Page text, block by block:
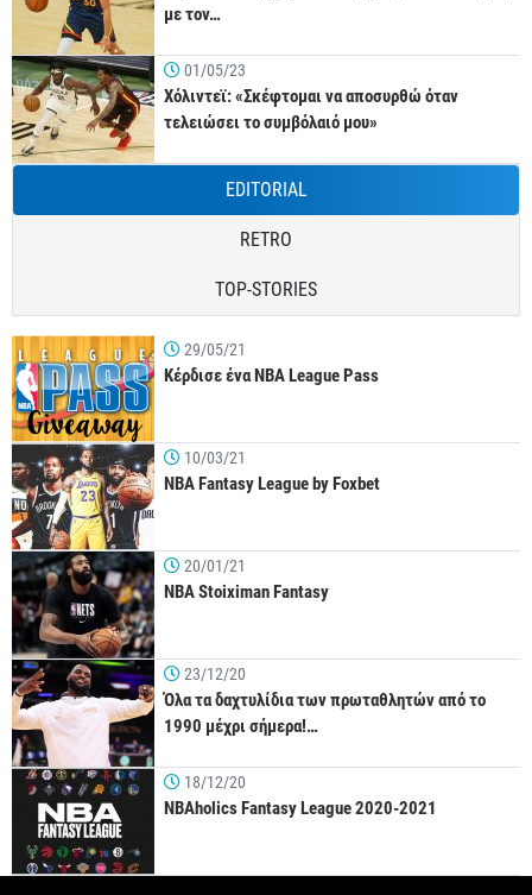
με τον…
01/05/23
Χόλιντεϊ: «Σκέφτομαι να αποσυρθώ όταν
τελειώσει το συμβόλαιό μου»
EDITORIAL
RETRO
TOP-STORIES
29/05/21
Κέρδισε ένα NBA League Pass
10/03/21
NBA Fantasy League by Foxbet
20/01/21
NBA Stoiximan Fantasy
23/12/20
Όλα τα δαχτυλίδια των πρωταθλητών από το
1990 μέχρι σήμερα!…
18/12/20
NBAholics Fantasy League 2020-2021